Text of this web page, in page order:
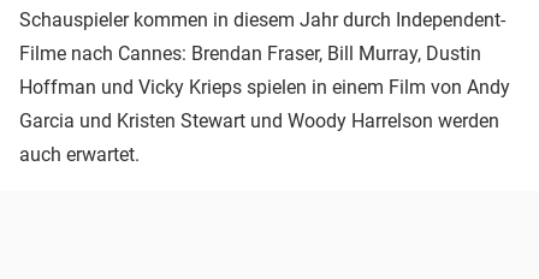
Schauspieler kommen in diesem Jahr durch Independent-
Filme nach Cannes: Brendan Fraser, Bill Murray, Dustin
Hoffman und Vicky Krieps spielen in einem Film von Andy
Garcia und Kristen Stewart und Woody Harrelson werden
auch erwartet.